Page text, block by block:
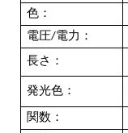
色：
電圧/電力：
長さ：
発光色：
関数：